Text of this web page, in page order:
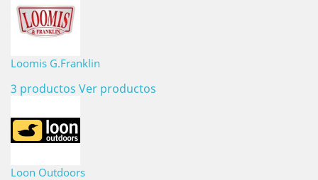
Loomis G.Franklin
3 productos Ver productos
Loon Outdoors